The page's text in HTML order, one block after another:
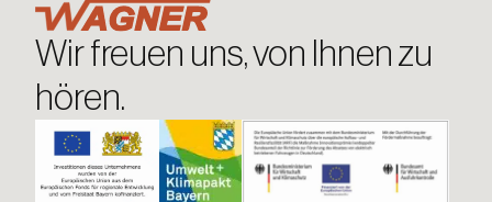
Wir freuen uns, von Ihnen zu
hören.